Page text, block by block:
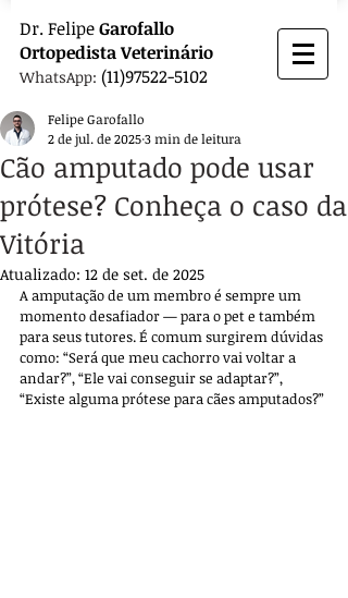
Dr. FelipeGarofallo
OrtopedistaVeterinário
WhatsApp: (11)97522-5102
Cão amputado pode usar
prótese? Conheça o caso da
Vitória
Felipe Garofallo
2 de jul. de 20253 min de leitura
Atualizado: 12 de set. de 2025
A amputação de um membro é sempre um
momento desafiador — para o pet e também
para seus tutores. É comum surgirem dúvidas
como: “Será que meu cachorro vai voltar a
andar?”, “Ele vai conseguir se adaptar?”,
“Existe alguma prótese para cães amputados?”